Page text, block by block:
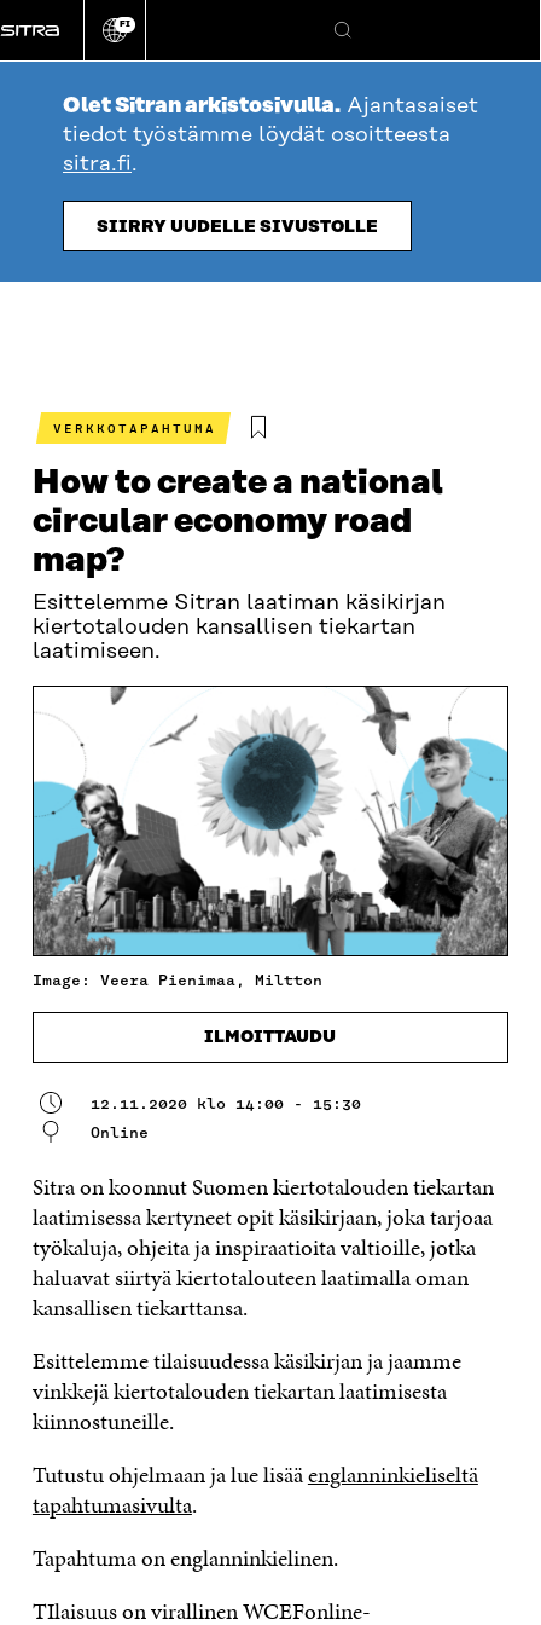
suoraan
sisältöön
Vaihda
kieli
FI
Hae
Olet Sitran arkistosivulla. Ajantasaiset
tiedot työstämme löydät osoitteesta
sitra.fi.
SIIRRY UUDELLE SIVUSTOLLE
VERKKOTAPAHTUMA
How to create a national
circular economy road
map?
Esittelemme Sitran laatiman käsikirjan
kiertotalouden kansallisen tiekartan
laatimiseen.
Image: Veera Pienimaa, Miltton
ILMOITTAUDU
12.11.2020 klo 14:00 - 15:30
Online
Sitra on koonnut Suomen kiertotalouden tiekartan
laatimisessa kertyneet opit käsikirjaan, joka tarjoaa
työkaluja, ohjeita ja inspiraatioita valtioille, jotka
haluavat siirtyä kiertotalouteen laatimalla oman
kansallisen tiekarttansa.
Esittelemme tilaisuudessa käsikirjan ja jaamme
vinkkejä kiertotalouden tiekartan laatimisesta
kiinnostuneille.
Tutustu ohjelmaan ja lue lisääenglanninkieliseltä
tapahtumasivulta.
Tapahtuma on englanninkielinen.
TIlaisuus on virallinen WCEFonline-